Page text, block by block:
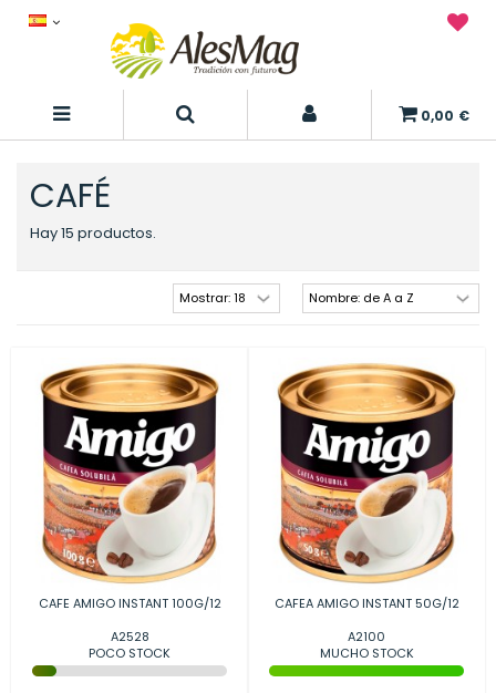
0,00 €
CAFÉ
Hay 15 productos.
CAFE AMIGO INSTANT 100G/12
A2528
POCO STOCK
CAFEA AMIGO INSTANT 50G/12
A2100
MUCHO STOCK